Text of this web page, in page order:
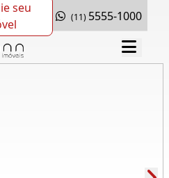
seu
(11) 5555-1000